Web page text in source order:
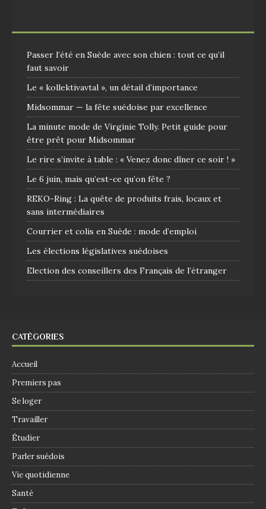
Passer l’été en Suède avec son chien : tout ce qu’il
faut savoir
Le « kollektivavtal », un détail d’importance
Midsommar — la fête suédoise par excellence
La minute mode de Virginie Tolly. Petit guide pour
être prêt pour Midsommar
Le rire s’invite à table : « Venez donc dîner ce soir ! »
Le 6 juin, mais qu’est-ce qu’on fête ?
REKO-Ring : La quête de produits frais, locaux et
sans intermédiaires
Courrier et colis en Suède : mode d’emploi
Les élections législatives suédoises
Election des conseillers des Français de l’étranger
CATÉGORIES
Accueil
Premiers pas
Se loger
Travailler
Étudier
Parler suédois
Vie quotidienne
Santé